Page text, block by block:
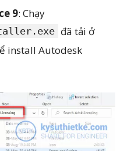
9: Chạy
đã tải ở
install Autodesk